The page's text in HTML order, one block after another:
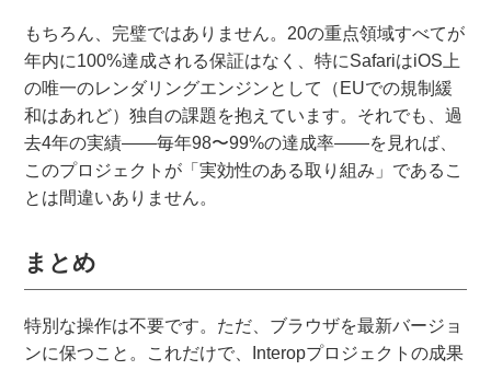
もちろん、完璧ではありません。20の重点領域すべてが
年内に100%達成される保証はなく、特にSafariはiOS上
の唯一のレンダリングエンジンとして（EUでの規制緩
和はあれど）独自の課題を抱えています。それでも、過
去4年の実績——毎年98〜99%の達成率——を見れば、
このプロジェクトが「実効性のある取り組み」であるこ
とは間違いありません。
まとめ
特別な操作は不要です。ただ、ブラウザを最新バージョ
ンに保つこと。これだけで、Interopプロジェクトの成果